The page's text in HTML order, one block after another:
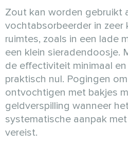
Zout kan worden gebruikt
vochtabsorbeerder in zeer
ruimtes, zoals in een lade
een klein sieradendoosje.
de effectiviteit minimaal
praktisch nul. Pogingen
ontvochtigen met bakjes
geldverspilling wanneer
systematische aanpak
vereist.